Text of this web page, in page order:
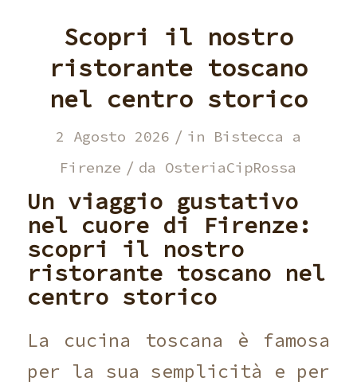
Scopri il nostro
ristorante toscano
nel centro storico
2 Agosto 2026 / in Bistecca a
Firenze / da OsteriaCipRossa
Un viaggio gustativo
nel cuore di Firenze:
scopri il nostro
ristorante toscano nel
centro storico
La cucina toscana è famosa
per la sua semplicità e per